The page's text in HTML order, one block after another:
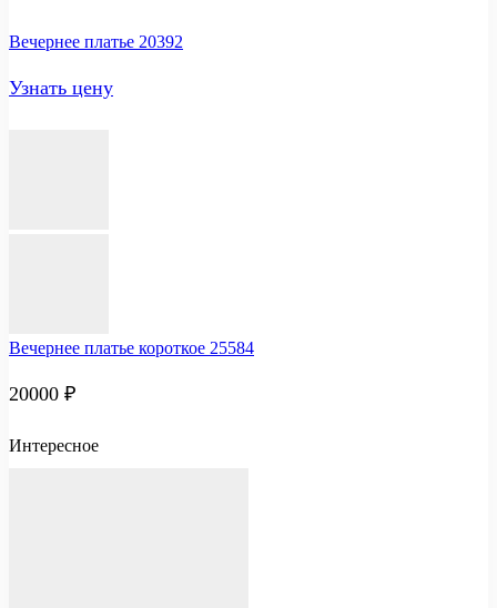
Вечернее платье 20392
Узнать цену
Вечернее платье короткое 25584
20000 ₽
Интересное